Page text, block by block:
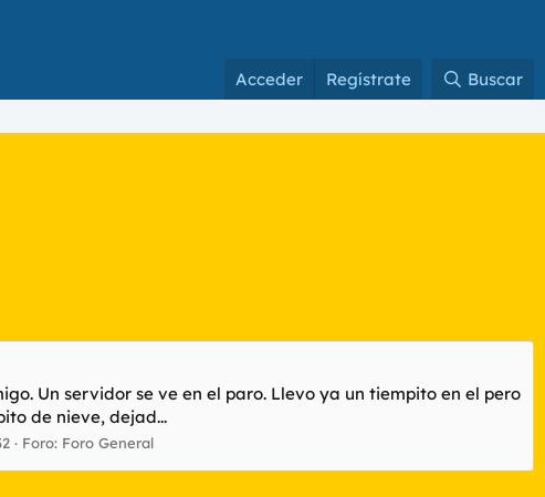
Acceder Regístrate Buscar
Un servidor se ve en el paro. Llevo ya un tiempito en el pero
de nieve, dejad...
Foro: Foro General